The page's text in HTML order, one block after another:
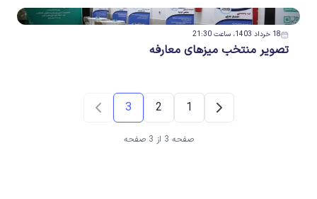
18 خرداد 1403، ساعت 21:30
تصویر منتخب میزهای معارفه
1
2
3
صفحه 3 از 3 صفحه